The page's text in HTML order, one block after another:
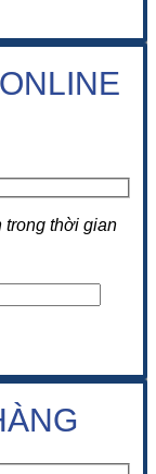
trong thời gian